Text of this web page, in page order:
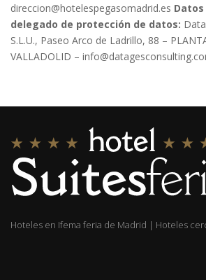
direccion@hotelespegasomadrid.es
delegado de protección de datos:
S.L.U., Paseo Arco de Ladrillo, 88 –
VALLADOLID –
Hoteles en Ifema feria de Madrid | Hoteles